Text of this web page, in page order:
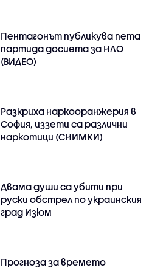
Пентагонът публикува пета
партида досиета за НЛО
(ВИДЕО)
Разкриха наркооранжерия в
София, иззети са различни
наркотици (СНИМКИ)
Двама души са убити при
руски обстрeл по украинския
град Изюм
Прогноза за времето